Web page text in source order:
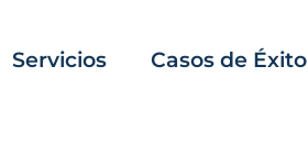
Servicios Casos de Éxito